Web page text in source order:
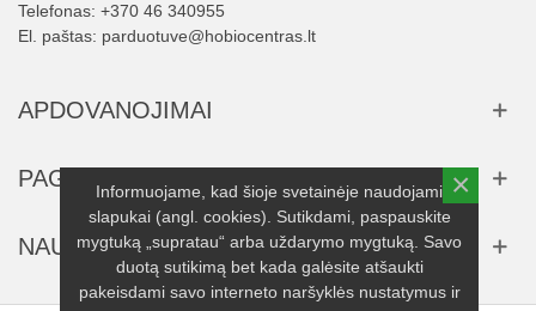
Telefonas: +370 46 340955
El. paštas: parduotuve@hobiocentras.lt
APDOVANOJIMAI
PAGALBA
NAUJIENLAIŠKIS
Informuojame, kad šioje svetainėje naudojami
slapukai (angl. cookies). Sutikdami, paspauskite
mygtuką „supratau“ arba uždarymo mygtuką. Savo
duotą sutikimą bet kada galėsite atšaukti
pakeisdami savo interneto naršyklės nustatymus ir
×